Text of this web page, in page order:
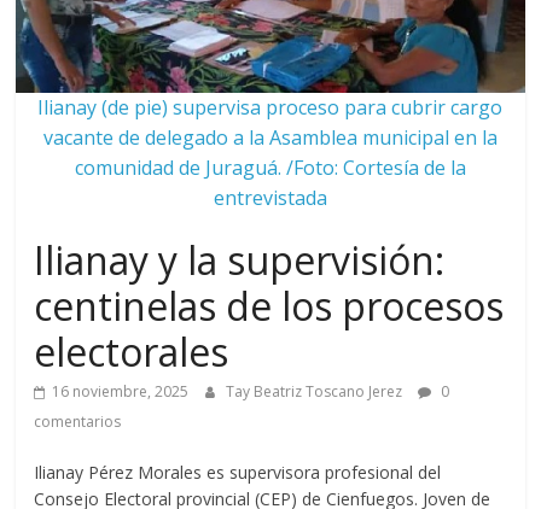
Ilianay (de pie) supervisa proceso para cubrir cargo
vacante de delegado a la Asamblea municipal en la
comunidad de Juraguá. /Foto: Cortesía de la
entrevistada
Ilianay y la supervisión:
centinelas de los procesos
electorales
16 noviembre, 2025 Tay Beatriz Toscano Jerez
0
comentarios
Ilianay Pérez Morales es supervisora profesional del
Consejo Electoral provincial (CEP) de Cienfuegos. Joven de